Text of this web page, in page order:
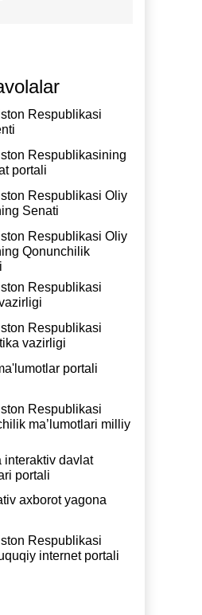
Respublikasi
Respublikasining
portali
Respublikasi Oliy
Senati
Respublikasi Oliy
Qonunchilik
Respublikasi
Respublikasi
vazirligi
portali
Respublikasi
ma’lumotlari milliy
interaktiv davlat
portali
axborot yagona
Respublikasi
internet portali